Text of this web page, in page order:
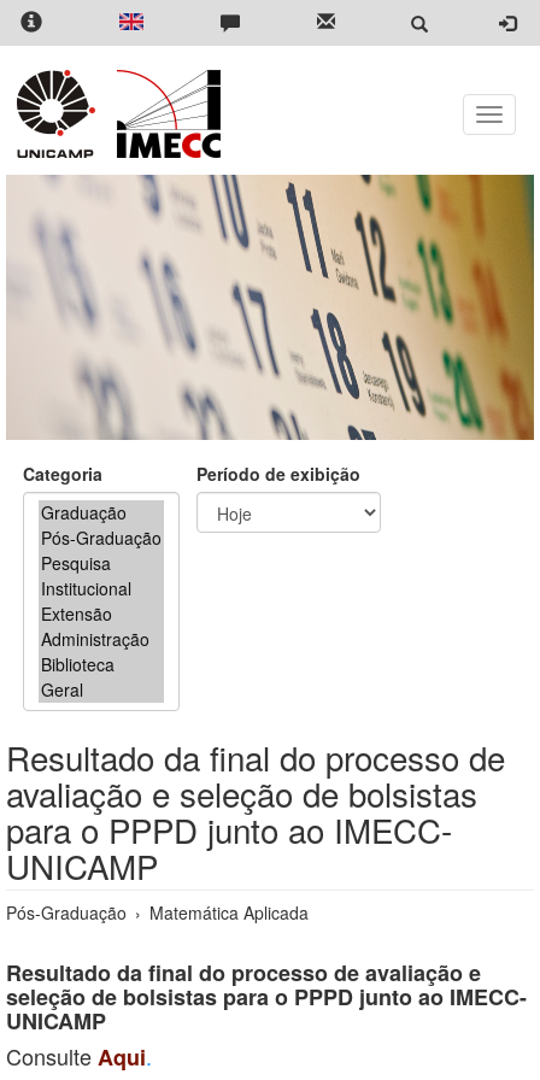
Pular
para
conteúdo
principal
Toggle
Categoria Período de exibição
Resultado da final do processo de
avaliação e seleção de bolsistas
para o PPPD junto ao IMECC-
UNICAMP
Pós-Graduação › Matemática Aplicada
Resultado da final do processo de avaliação e
seleção de bolsistas para o PPPD junto ao IMECC-
UNICAMP
ConsulteAqui.